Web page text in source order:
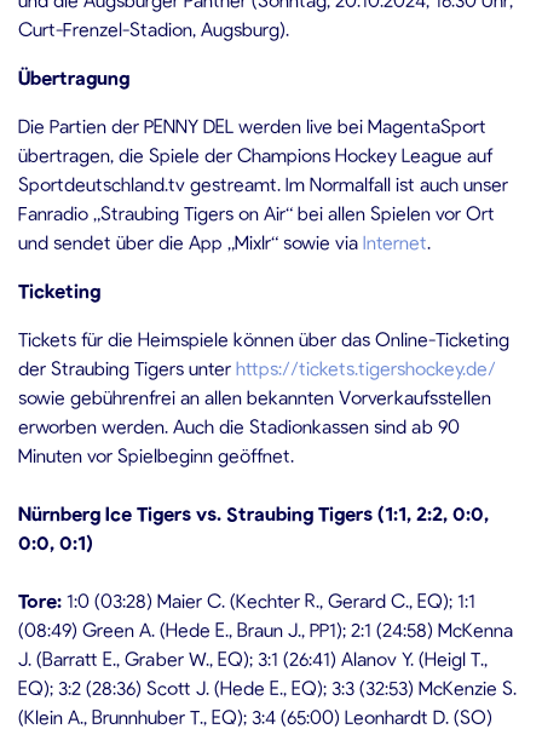
Curt-Frenzel-Stadion, Augsburg).
Übertragung
Die Partien der PENNY DEL werden live bei MagentaSport
übertragen, die Spiele der Champions Hockey League auf
Sportdeutschland.tv gestreamt. Im Normalfall ist auch unser
Fanradio „Straubing Tigers on Air“ bei allen Spielen vor Ort
und sendet über die App „Mixlr“ sowie via Internet.
Ticketing
Tickets für die Heimspiele können über das Online-Ticketing
der Straubing Tigers unter https://tickets.tigershockey.de/
sowie gebührenfrei an allen bekannten Vorverkaufsstellen
erworben werden. Auch die Stadionkassen sind ab 90
Minuten vor Spielbeginn geöffnet.
Nürnberg Ice Tigers vs. Straubing Tigers (1:1, 2:2, 0:0,
0:0, 0:1)
Tore: 1:0 (03:28) Maier C. (Kechter R., Gerard C., EQ); 1:1
(08:49) Green A. (Hede E., Braun J., PP1); 2:1 (24:58) McKenna
J. (Barratt E., Graber W., EQ); 3:1 (26:41) Alanov Y. (Heigl T.,
EQ); 3:2 (28:36) Scott J. (Hede E., EQ); 3:3 (32:53) McKenzie S.
(Klein A., Brunnhuber T., EQ); 3:4 (65:00) Leonhardt D. (SO)